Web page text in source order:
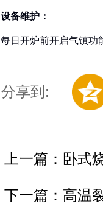
‌设备维护‌：
每日开炉前开启气镇功
分享到:
上一篇：卧式
下一篇：高温